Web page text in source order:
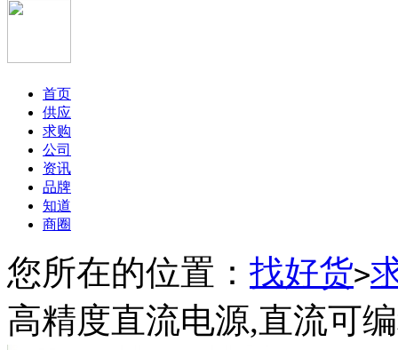
首页
供应
求购
公司
资讯
品牌
知道
商圈
您所在的位置： 找好货>
高精度直流电源,直流可